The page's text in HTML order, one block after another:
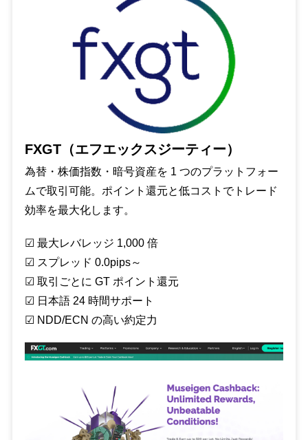
FXGT（エフエックスジーティー）
為替・株価指数・暗号資産を 1 つのプラットフォー
ムで取引可能。ポイント還元と低コストでトレード
効率を最大化します。
☑︎ 最大レバレッジ 1,000 倍
☑︎ スプレッド 0.0pips～
☑︎ 取引ごとに GT ポイント還元
☑︎ 日本語 24 時間サポート
☑︎ NDD/ECN の高い約定力